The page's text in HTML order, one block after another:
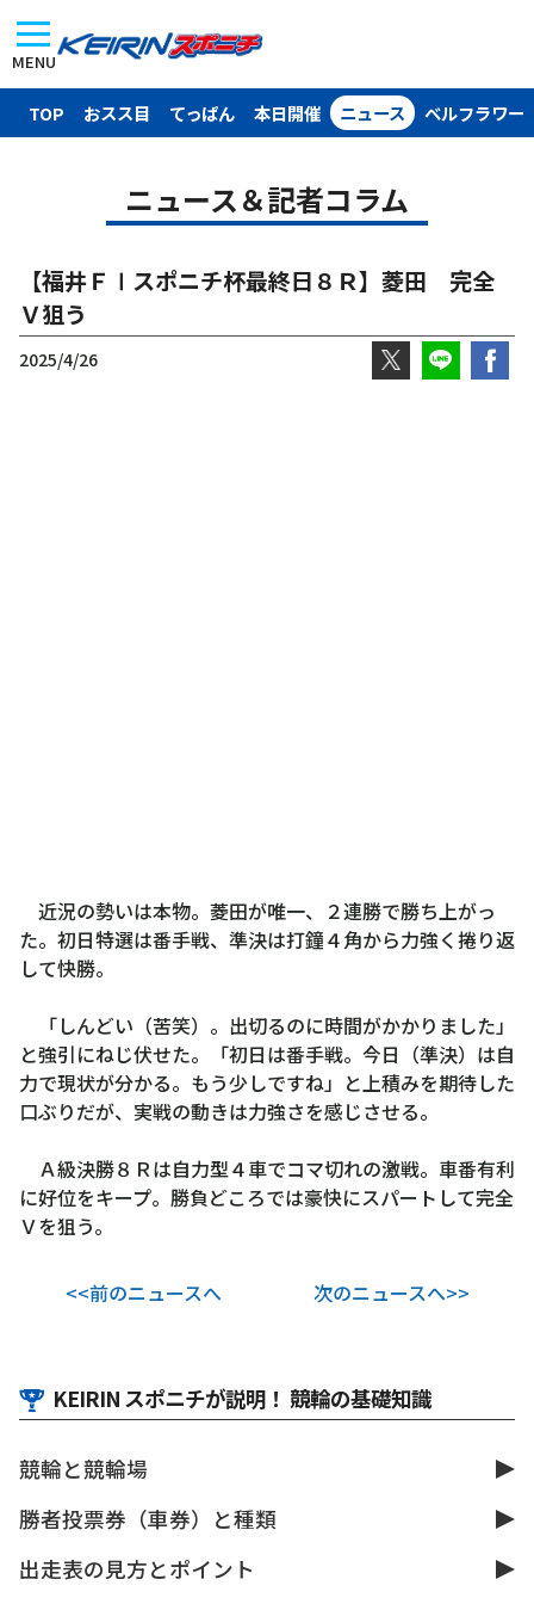
MENU
TOP おスス目 てっぱん 本日開催 ニュース ベルフラワー
ニュース＆記者コラム
【福井ＦⅠスポニチ杯最終日８Ｒ】菱田 完全
Ｖ狙う
2025/4/26
近況の勢いは本物。菱田が唯一、２連勝で勝ち上がっ
た。初日特選は番手戦、準決は打鐘４角から力強く捲り返
して快勝。
「しんどい（苦笑）。出切るのに時間がかかりました」
と強引にねじ伏せた。「初日は番手戦。今日（準決）は自
力で現状が分かる。もう少しですね」と上積みを期待した
口ぶりだが、実戦の動きは力強さを感じさせる。
Ａ級決勝８Ｒは自力型４車でコマ切れの激戦。車番有利
に好位をキープ。勝負どころでは豪快にスパートして完全
Ｖを狙う。
<<前のニュースへ 次のニュースへ>>
KEIRIN スポニチが説明！ 競輪の基礎知識
競輪と競輪場
勝者投票券（車券）と種類
出走表の見方とポイント